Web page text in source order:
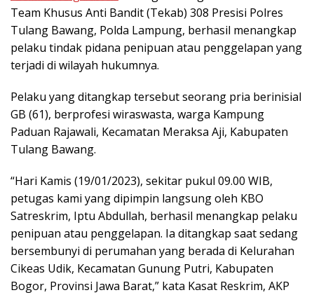
Team Khusus Anti Bandit (Tekab) 308 Presisi Polres
Tulang Bawang, Polda Lampung, berhasil menangkap
pelaku tindak pidana penipuan atau penggelapan yang
terjadi di wilayah hukumnya.
Pelaku yang ditangkap tersebut seorang pria berinisial
GB (61), berprofesi wiraswasta, warga Kampung
Paduan Rajawali, Kecamatan Meraksa Aji, Kabupaten
Tulang Bawang.
“Hari Kamis (19/01/2023), sekitar pukul 09.00 WIB,
petugas kami yang dipimpin langsung oleh KBO
Satreskrim, Iptu Abdullah, berhasil menangkap pelaku
penipuan atau penggelapan. Ia ditangkap saat sedang
bersembunyi di perumahan yang berada di Kelurahan
Cikeas Udik, Kecamatan Gunung Putri, Kabupaten
Bogor, Provinsi Jawa Barat,” kata Kasat Reskrim, AKP